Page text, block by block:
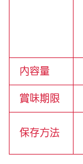
内容量
賞味期限
保存方法